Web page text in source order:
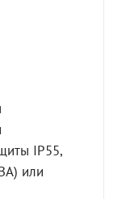
IP55,
или